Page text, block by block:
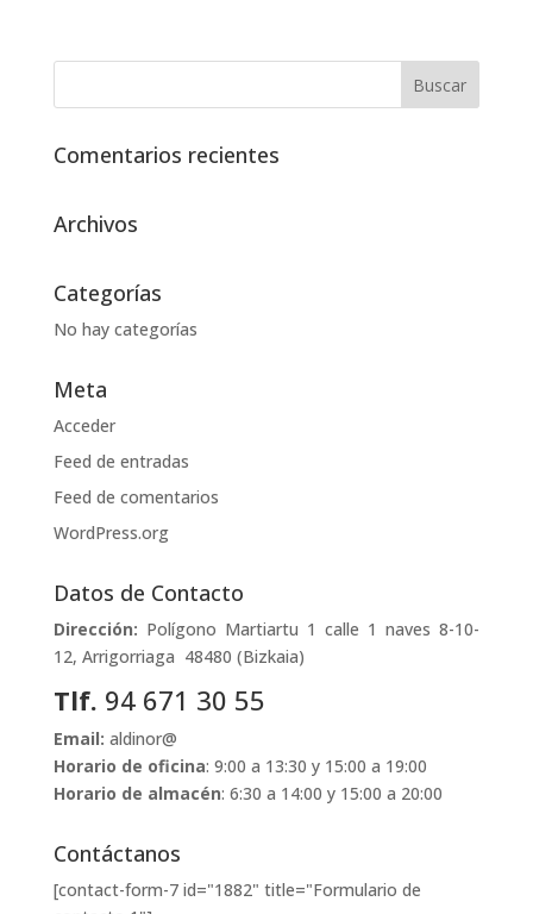
Comentarios recientes
Archivos
Categorías
No hay categorías
Meta
Acceder
Feed de entradas
Feed de comentarios
WordPress.org
Datos de Contacto
Dirección: Polígono Martiartu 1 calle 1 naves 8-10-
12, Arrigorriaga 48480 (Bizkaia)
Tlf. 94 671 30 55
Email: aldinor@
Horario de oficina: 9:00 a 13:30 y 15:00 a 19:00
Horario de almacén: 6:30 a 14:00 y 15:00 a 20:00
Contáctanos
[contact-form-7 id="1882" title="Formulario de